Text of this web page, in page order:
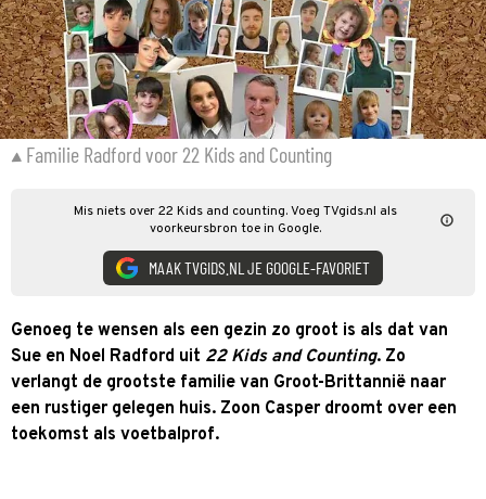
Familie Radford voor 22 Kids and Counting
Mis niets over 22 Kids and counting. Voeg TVgids.nl als
voorkeursbron toe in Google.
MAAK TVGIDS.NL JE GOOGLE-FAVORIET
Genoeg te wensen als een gezin zo groot is als dat van
Sue en Noel Radford uit 22 Kids and Counting. Zo
verlangt de grootste familie van Groot-Brittannië naar
een rustiger gelegen huis. Zoon Casper droomt over een
toekomst als voetbalprof.